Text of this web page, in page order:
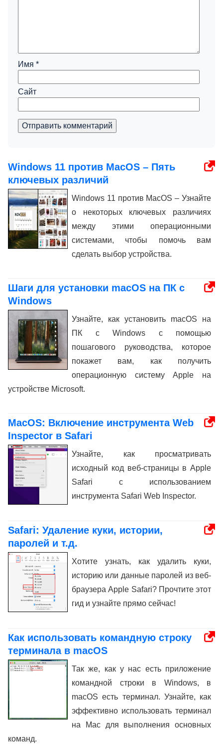
Имя *
Сайт
Отправить комментарий
Windows 11 против MacOS – Пять
ключевых различий
Windows 11 против MacOS – Узнайте
о некоторых ключевых различиях
между этими операционными
системами, чтобы помочь вам
сделать выбор устройства.
Шаги для установки macOS на ПК с
Windows
Узнайте, как установить macOS на
ПК с Windows с помощью
пошагового руководства, которое
покажет вам, как получить
операционную систему Apple на
устройстве Microsoft.
MacOS: Включение инструмента Web
Inspector в Safari
Узнайте, как просматривать
исходный код веб-страницы в Apple
Safari с использованием
инструмента Safari Web Inspector.
Safari: Удаление куки, истории,
паролей и т.д.
Хотите узнать, как удалить куки,
историю или данные паролей из веб-
браузера Apple Safari? Прочтите этот
гид и узнайте прямо сейчас!
Как использовать командную строку
терминала в macOS
Так же, как у нас есть приложение
командной строки в Windows, в
macOS есть терминал. Узнайте, как
эффективно использовать терминал
на Mac для выполнения основных
команд.